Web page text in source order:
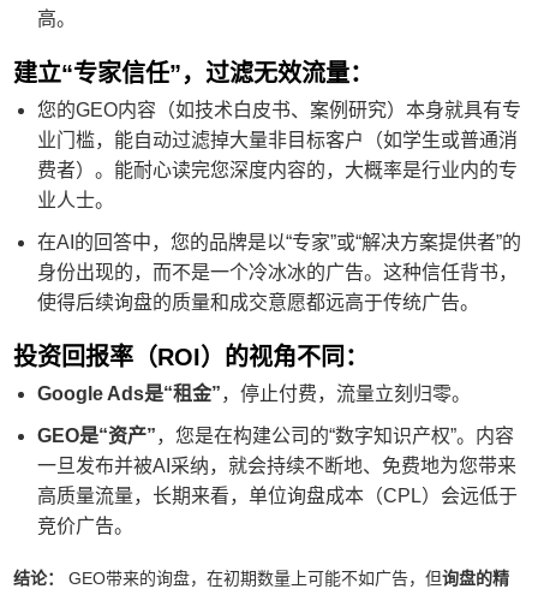
高。
建立“专家信任”，过滤无效流量：
您的GEO内容（如技术白皮书、案例研究）本身就具有专
业门槛，能自动过滤掉大量非目标客户（如学生或普通消
费者）。能耐心读完您深度内容的，大概率是行业内的专
业人士。
在AI的回答中，您的品牌是以“专家”或“解决方案提供者”的
身份出现的，而不是一个冷冰冰的广告。这种信任背书，
使得后续询盘的质量和成交意愿都远高于传统广告。
投资回报率（ROI）的视角不同：
Google Ads是“租金”，停止付费，流量立刻归零。
GEO是“资产”，您是在构建公司的“数字知识产权”。内容
一旦发布并被AI采纳，就会持续不断地、免费地为您带来
高质量流量，长期来看，单位询盘成本（CPL）会远低于
竞价广告。
结论： GEO带来的询盘，在初期数量上可能不如广告，但询盘的精